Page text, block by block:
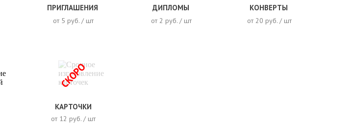
от 5 руб. / шт
ПРИГЛАШЕНИЯ
от 2 руб. / шт
ДИПЛОМЫ
от 20 руб. / шт
КОНВЕРТЫ
от 12 руб. / шт
КАРТОЧКИ
СКОРО